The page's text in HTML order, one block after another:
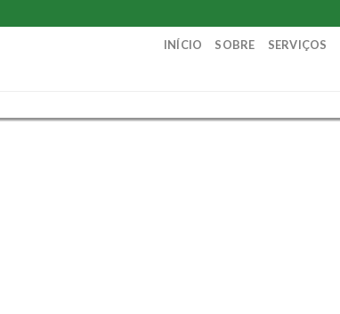
INÍCIO SOBRE SERVIÇOS